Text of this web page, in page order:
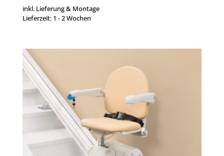
inkl. Lieferung & Montage
Lieferzeit: 1 - 2 Wochen